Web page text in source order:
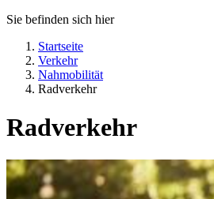
Sie befinden sich hier
Startseite
Verkehr
Nahmobilität
Radverkehr
Radverkehr